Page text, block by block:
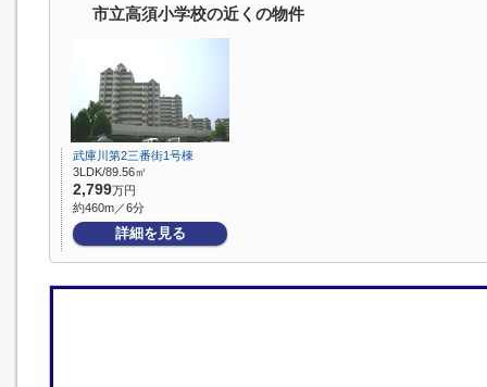
市立高須小学校の近くの物件
武庫川第2三番街1号棟
3LDK/89.56㎡
2,799万円
約460m／6分
詳細を見る